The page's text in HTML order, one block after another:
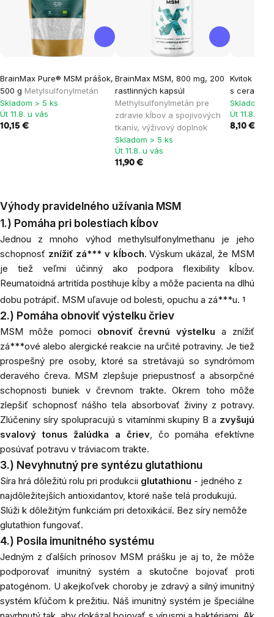
BrainMax Pure® MSM prášok,
500 g Metylsulfonylmetán
Skladom > 5 ks
Út 11.8. u vás
10,15 €
BrainMax MSM, 800 mg, 200
rastlinných kapsúl
Methylsulfonylmetán pre
zdravie kĺbov a spojivových
tkanív, výživový doplnok
Skladom > 5 ks
Út 11.8. u vás
11,90 €
Kvitok
s ceramidy
Skladom >
Út 11.8. u
8,10 €
Výhody pravidelného užívania MSM
1.) Pomáha pri bolestiach kĺbov
Jednou z mnoho výhod methylsulfonylmethanu je jeho
schopnosť znížiť zá*** v kĺboch. Výskum ukázal, že MSM
je tiež veľmi účinný ako podpora flexibility kĺbov.
Reumatoidná artritída postihuje kĺby a môže pacienta na dlhú
dobu potrápiť. MSM uľavuje od bolesti, opuchu a zá***u. 1
2.) Pomáha obnoviť výstelku čriev
MSM môže pomoci obnoviť črevnú výstelkua znížiť
zá***ové alebo alergické reakcie na určité potraviny. Je tiež
prospešný pre osoby, ktoré sa stretávajú so syndrómom
deravého čreva. MSM zlepšuje priepustnosť a absorpčné
schopnosti buniek v črevnom trakte. Okrem toho môže
zlepšiť schopnosť nášho tela absorbovať živiny z potravy.
Zlúčeniny síry spolupracujú s vitamínmi skupiny B a zvyšujú
svalový tonus žalúdka a čriev, čo pomáha efektívne
posúvať potravu v tráviacom trakte.
3.) Nevyhnutný pre syntézu glutathionu
Síra hrá dôležitú rolu pri produkcii glutathionu - jedného z
najdôležitejších antioxidantov, ktoré naše telá produkujú.
Slúži k dôležitým funkciám pri detoxikácií. Bez síry nemôže
glutathion fungovať.
4.) Posila imunitného systému
Jedným z ďalších prínosov MSM prášku je aj to, že môže
podporovať imunitný systém a skutočne bojovať proti
patogénom. U akejkoľvek choroby je zdravý a silný imunitný
systém kľúčom k prežitiu. Náš imunitný systém je špeciálne